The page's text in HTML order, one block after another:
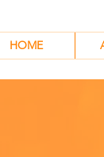
HOME